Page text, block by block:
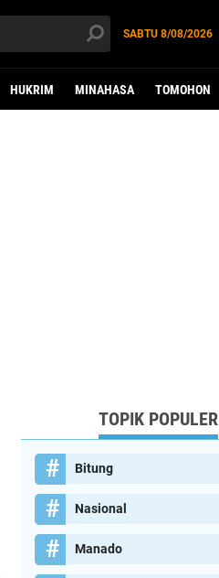
SABTU 8/08/2026
HUKRIM MINAHASA TOMOHON
TOPIK POPULER
Bitung
Nasional
Manado